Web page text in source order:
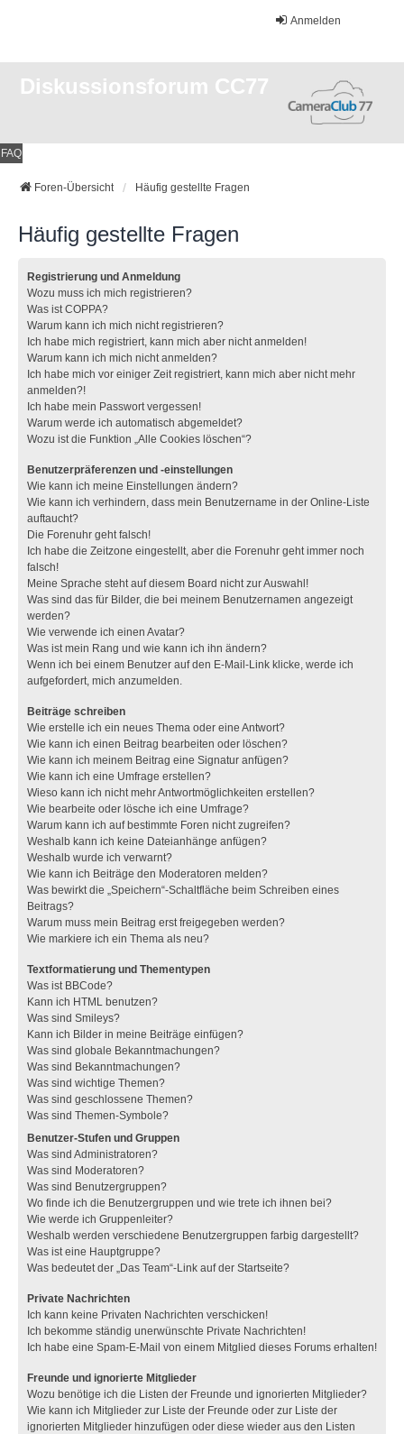
Anmelden
Diskussionsforum CC77
FAQ
Foren-Übersicht Häufig gestellte Fragen
Häufig gestellte Fragen
Registrierung und Anmeldung
Wozu muss ich mich registrieren?
Was ist COPPA?
Warum kann ich mich nicht registrieren?
Ich habe mich registriert, kann mich aber nicht anmelden!
Warum kann ich mich nicht anmelden?
Ich habe mich vor einiger Zeit registriert, kann mich aber nicht mehr
anmelden?!
Ich habe mein Passwort vergessen!
Warum werde ich automatisch abgemeldet?
Wozu ist die Funktion „Alle Cookies löschen“?
Benutzerpräferenzen und -einstellungen
Wie kann ich meine Einstellungen ändern?
Wie kann ich verhindern, dass mein Benutzername in der Online-Liste
auftaucht?
Die Forenuhr geht falsch!
Ich habe die Zeitzone eingestellt, aber die Forenuhr geht immer noch
falsch!
Meine Sprache steht auf diesem Board nicht zur Auswahl!
Was sind das für Bilder, die bei meinem Benutzernamen angezeigt
werden?
Wie verwende ich einen Avatar?
Was ist mein Rang und wie kann ich ihn ändern?
Wenn ich bei einem Benutzer auf den E-Mail-Link klicke, werde ich
aufgefordert, mich anzumelden.
Beiträge schreiben
Wie erstelle ich ein neues Thema oder eine Antwort?
Wie kann ich einen Beitrag bearbeiten oder löschen?
Wie kann ich meinem Beitrag eine Signatur anfügen?
Wie kann ich eine Umfrage erstellen?
Wieso kann ich nicht mehr Antwortmöglichkeiten erstellen?
Wie bearbeite oder lösche ich eine Umfrage?
Warum kann ich auf bestimmte Foren nicht zugreifen?
Weshalb kann ich keine Dateianhänge anfügen?
Weshalb wurde ich verwarnt?
Wie kann ich Beiträge den Moderatoren melden?
Was bewirkt die „Speichern“-Schaltfläche beim Schreiben eines
Beitrags?
Warum muss mein Beitrag erst freigegeben werden?
Wie markiere ich ein Thema als neu?
Textformatierung und Thementypen
Was ist BBCode?
Kann ich HTML benutzen?
Was sind Smileys?
Kann ich Bilder in meine Beiträge einfügen?
Was sind globale Bekanntmachungen?
Was sind Bekanntmachungen?
Was sind wichtige Themen?
Was sind geschlossene Themen?
Was sind Themen-Symbole?
Benutzer-Stufen und Gruppen
Was sind Administratoren?
Was sind Moderatoren?
Was sind Benutzergruppen?
Wo finde ich die Benutzergruppen und wie trete ich ihnen bei?
Wie werde ich Gruppenleiter?
Weshalb werden verschiedene Benutzergruppen farbig dargestellt?
Was ist eine Hauptgruppe?
Was bedeutet der „Das Team“-Link auf der Startseite?
Private Nachrichten
Ich kann keine Privaten Nachrichten verschicken!
Ich bekomme ständig unerwünschte Private Nachrichten!
Ich habe eine Spam-E-Mail von einem Mitglied dieses Forums erhalten!
Freunde und ignorierte Mitglieder
Wozu benötige ich die Listen der Freunde und ignorierten Mitglieder?
Wie kann ich Mitglieder zur Liste der Freunde oder zur Liste der
ignorierten Mitglieder hinzufügen oder diese wieder aus den Listen